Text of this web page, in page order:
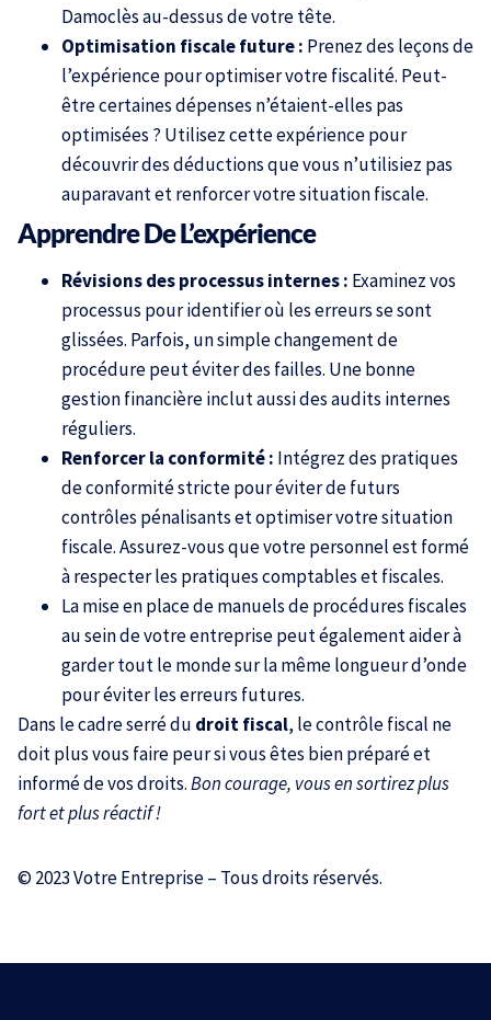
Damoclès au-dessus de votre tête.
Optimisation fiscale future : Prenez des leçons de
l’expérience pour optimiser votre fiscalité. Peut-
être certaines dépenses n’étaient-elles pas
optimisées ? Utilisez cette expérience pour
découvrir des déductions que vous n’utilisiez pas
auparavant et renforcer votre situation fiscale.
Apprendre De L’expérience
Révisions des processus internes : Examinez vos
processus pour identifier où les erreurs se sont
glissées. Parfois, un simple changement de
procédure peut éviter des failles. Une bonne
gestion financière inclut aussi des audits internes
réguliers.
Renforcer la conformité : Intégrez des pratiques
de conformité stricte pour éviter de futurs
contrôles pénalisants et optimiser votre situation
fiscale. Assurez-vous que votre personnel est formé
à respecter les pratiques comptables et fiscales.
La mise en place de manuels de procédures fiscales
au sein de votre entreprise peut également aider à
garder tout le monde sur la même longueur d’onde
pour éviter les erreurs futures.
Dans le cadre serré du droit fiscal, le contrôle fiscal ne
doit plus vous faire peur si vous êtes bien préparé et
informé de vos droits.Bon courage, vous en sortirez plus
fort et plus réactif !
© 2023 Votre Entreprise – Tous droits réservés.